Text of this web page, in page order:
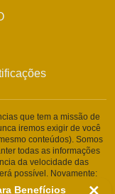
Benefícios
que tem a missão de
iremos exigir de você
conteúdos). Somos
todas as informações
da velocidade das
possível. Novamente:
ou qualquer tipo de